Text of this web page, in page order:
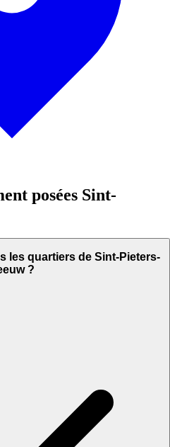
posées Sint-
les quartiers de Sint-Pieters-
?